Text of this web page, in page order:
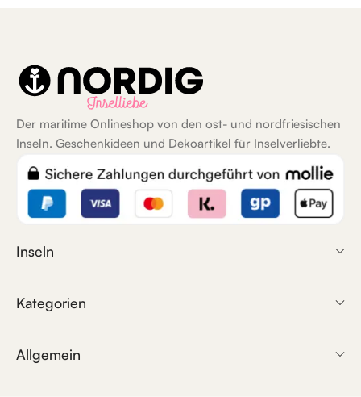
Der maritime Onlineshop von den ost- und nordfriesischen
Inseln. Geschenkideen und Dekoartikel für Inselverliebte.
Inseln
Kategorien
Allgemein